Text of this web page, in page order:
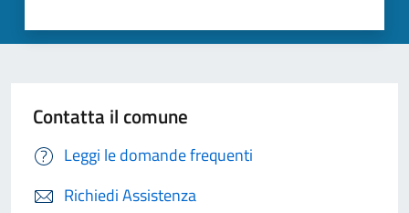
Contatta il comune
Leggi le domande frequenti
Richiedi Assistenza